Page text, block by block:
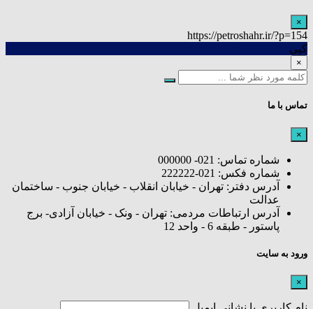
×
https://petroshahr.ir/?p=154
کپی
×
تماس با ما
×
شماره تماس: 021- 000000
شماره فکس: 021-222222
آدرس دفتر: تهران - خیابان انقلاب - خیابان جنوب - ساختمان
عدالت
آدرس ارتباطات مردمی: تهران - ونک - خیابان آزادی- برج
پاستور - طبقه 6 - واحد 12
ورود به سایت
×